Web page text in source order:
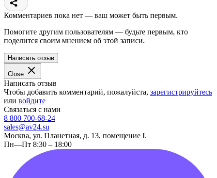
Комментариев пока нет — ваш может быть первым.
Помогите другим пользователям — будьте первым, кто
поделится своим мнением об этой записи.
Написать отзыв
Close
Написать отзыв
Чтобы добавить комментарий, пожалуйста, зарегистрируйтесь
или войдите
Связаться с нами
8 800 700-68-24
sales@av24.su
Москва, ул. Планетная, д. 13, помещение I.
Пн—Пт 8:30 – 18:00